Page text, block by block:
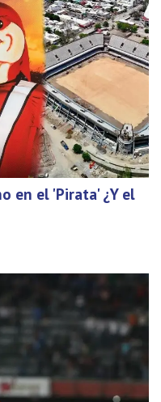
en el 'Pirata' ¿Y el